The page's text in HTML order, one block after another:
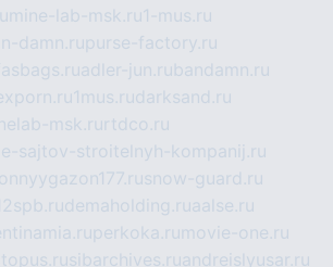
mine-lab-msk.ru1-mus.ru
damn.rupurse-factory.ru
adler-jun.rubandamn.ru
1mus.rudarksand.ru
msk.ru rtdco.ru
sajtov-stroitelnyh-kompanij.ru
snow-guard.ru
demaholding.ruaalse.ru
perkoka.ru movie-one.ru
sibarchives.ruandreislyusar.ru